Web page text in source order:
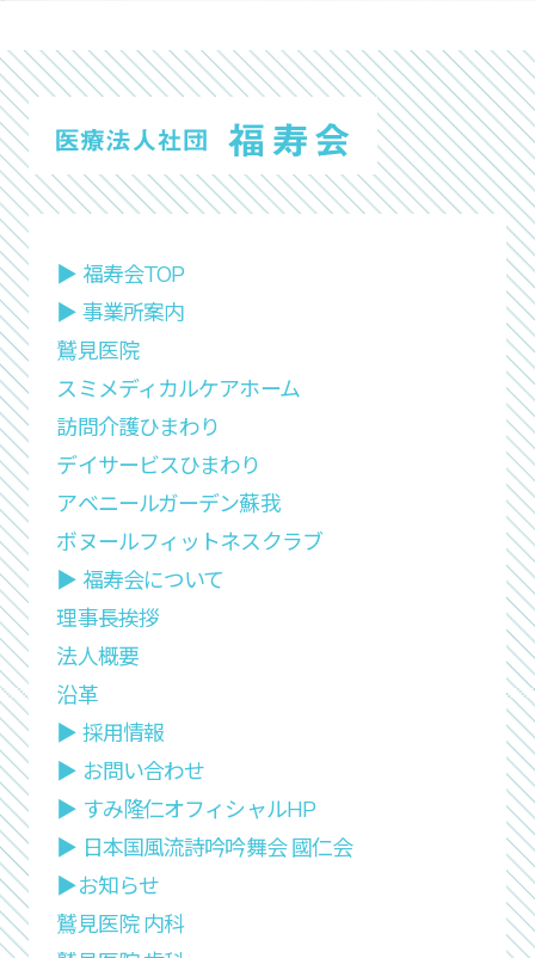
▶︎ 福寿会TOP
▶︎ 事業所案内
鷲見医院
スミメディカルケアホーム
訪問介護ひまわり
デイサービスひまわり
アベニールガーデン蘇我
ボヌールフィットネスクラブ
▶︎ 福寿会について
理事長挨拶
法人概要
沿革
▶︎ 採用情報
▶︎ お問い合わせ
▶︎ すみ隆仁オフィシャルHP
▶︎ 日本国風流詩吟吟舞会 國仁会
▶︎お知らせ
鷲見医院 内科